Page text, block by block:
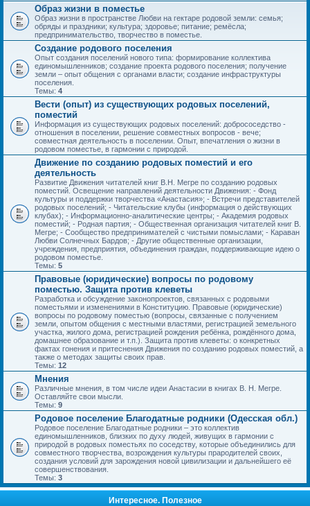
Образ жизни в поместье
Образ жизни в пространстве Любви на гектаре родовой земли: семья;
обряды и праздники; культура; здоровье; питание; ремёсла;
предпринимательство, творчество в поместье.
Создание родового поселения
Опыт создания поселений нового типа: формирование коллектива
единомышленников; создание проекта родового поселения; получение
земли – опыт общения с органами власти; создание инфраструктуры
поселения.
Темы: 4
Вести (опыт) из существующих родовых поселений,
поместий
Информация из существующих родовых поселений: добрососедство -
отношения в поселении, решение совместных вопросов - вече;
совместная деятельность в поселении. Опыт, впечатления о жизни в
родовом поместье, в гармонии с природой.
Движение по созданию родовых поместий и его
деятельность
Развитие Движения читателей книг В.Н. Мегре по созданию родовых
поместий. Освещение направлений деятельности Движения: - Фонд
культуры и поддержки творчества «Анастасия»; - Встречи представителей
родовых поселений; - Читательские клубы (информация о действующих
клубах); - Информационно-аналитические центры; - Академия родовых
поместий; - Родная партия; - Общественная организация читателей книг В.
Мегре; - Сообщество предпринимателей с чистыми помыслами; - Караван
Любви Солнечных Бардов; - Другие общественные организации,
учреждения, предприятия, объединения граждан, поддерживающие идею о
родовом поместье.
Темы: 5
Правовые (юридические) вопросы по родовому
поместью. Защита против клеветы
Разработка и обсуждение законопроектов, связанных с родовыми
поместьями и изменениями в Конституцию. Правовые (юридические)
вопросы по родовому поместью (вопросы, связанные с получением
земли, опытом общения с местными властями, регистрацией земельного
участка, жилого дома, регистрацией рождения ребёнка, рождённого дома,
домашнее образование и т.п.). Защита против клеветы: о конкретных
фактах гонения и притеснения Движения по созданию родовых поместий, а
также о методах защиты своих прав.
Темы: 12
Мнения
Различные мнения, в том числе идеи Анастасии в книгах В. Н. Мегре.
Оставляйте свои мысли.
Темы: 9
Родовое поселение Благодатные родники (Одесская обл.)
Родовое поселение Благодатные родники – это коллектив
единомышленников, близких по духу людей, живущих в гармонии с
природой в родовых поместьях по соседству, которые объединились для
совместного творчества, возрождения культуры прародителей своих,
создания условий для зарождения новой цивилизации и дальнейшего её
совершенствования.
Темы: 3
Интересное. Полезное